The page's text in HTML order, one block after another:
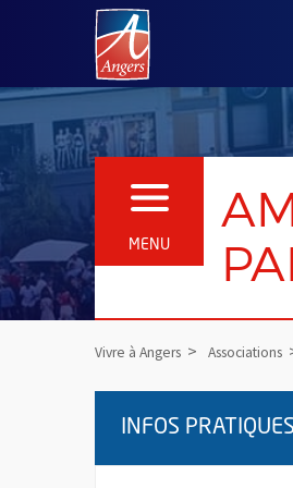
Angers.fr : Retour à
MENU
OUVRIR LE MENU
Vivre à Angers Associations
INFOS PRATIQUES